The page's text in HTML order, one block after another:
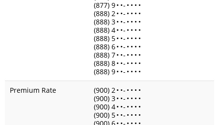
(877) 9• •- • • • •
(888) 2• •- • • • •
(888) 3• •- • • • •
(888) 4• •- • • • •
(888) 5• •- • • • •
(888) 6• •- • • • •
(888) 7• •- • • • •
(888) 8• •- • • • •
(888) 9• •- • • • •
Premium Rate
(900) 2• •- • • • •
(900) 3• •- • • • •
(900) 4• •- • • • •
(900) 5• •- • • • •